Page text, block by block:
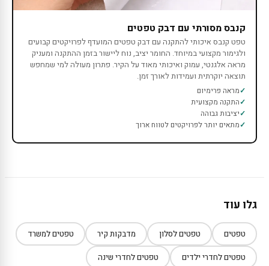
קנבס מסורתי עם דבק טפטים
טפט קנבס איכותי להתקנה עם דבק טפטים המועדף לפרויקטים קבועים
ולגימור מקצועי במיוחד. החומר יציב, נוח ליישור בזמן ההתקנה ומעניק
מראה אלגנטי, עמוק ואיכותי מאוד על הקיר. פתרון מעולה למי שמחפש
תוצאה יוקרתית ועמידות לאורך זמן.
מראה פרימיום
התקנה מקצועית
יציבות גבוהה
מתאים יותר לפרויקטים לטווח ארוך
גלו עוד
טפטים טפטים לסלון מדבקות קיר טפטים למשרד
טפטים לחדרי ילדים טפטים לחדרי שינה